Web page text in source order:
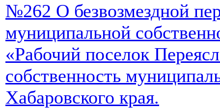
№262 О безвозмездной
муниципальной
«Рабочий поселок
собственность
Хабаровского края.